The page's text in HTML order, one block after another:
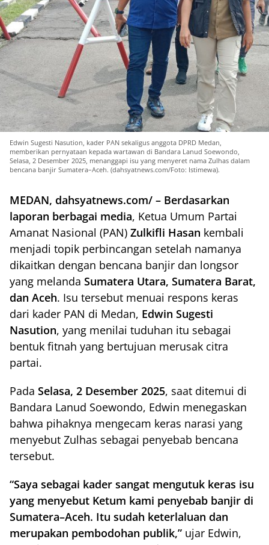
Edwin Sugesti Nasution, kader PAN sekaligus anggota DPRD Medan,
memberikan pernyataan kepada wartawan di Bandara Lanud Soewondo,
Selasa, 2 Desember 2025, menanggapi isu yang menyeret nama Zulhas dalam
bencana banjir Sumatera–Aceh. (dahsyatnews.com/Foto: Istimewa).
MEDAN, dahsyatnews.com/ – Berdasarkan
laporan berbagai media, Ketua Umum Partai
Amanat Nasional (PAN) Zulkifli Hasan kembali
menjadi topik perbincangan setelah namanya
dikaitkan dengan bencana banjir dan longsor
yang melanda Sumatera Utara, Sumatera Barat,
dan Aceh. Isu tersebut menuai respons keras
dari kader PAN di Medan, Edwin Sugesti
Nasution, yang menilai tuduhan itu sebagai
bentuk fitnah yang bertujuan merusak citra
partai.
Pada Selasa, 2 Desember 2025, saat ditemui di
Bandara Lanud Soewondo, Edwin menegaskan
bahwa pihaknya mengecam keras narasi yang
menyebut Zulhas sebagai penyebab bencana
tersebut.
“Saya sebagai kader sangat mengutuk keras isu
yang menyebut Ketum kami penyebab banjir di
Sumatera–Aceh. Itu sudah keterlaluan dan
merupakan pembodohan publik,” ujar Edwin,